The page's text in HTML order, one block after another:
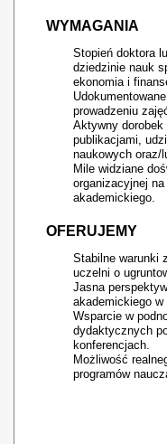
WYMAGANIA
Stopień doktora
dziedzinie nauk
ekonomia i
prowadzeniu
Aktywny dorobek
publikacjami,
naukowych oraz/
Mile widziane
organizacyjnej
akademickiego.
OFERUJEMY
Stabilne warunki
uczelni o
Jasna
akademickiego
Wsparcie w
dydaktycznych
konferencjach.
Możliwość
programów